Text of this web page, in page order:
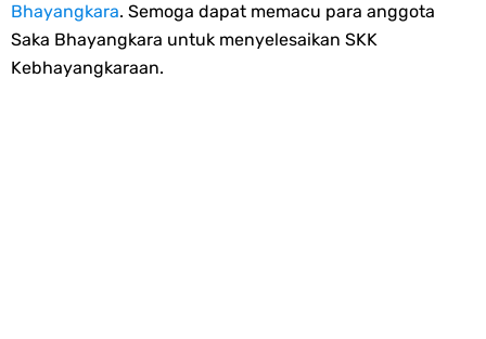
Bhayangkara. Semoga dapat memacu para anggota
Saka Bhayangkara untuk menyelesaikan SKK
Kebhayangkaraan.